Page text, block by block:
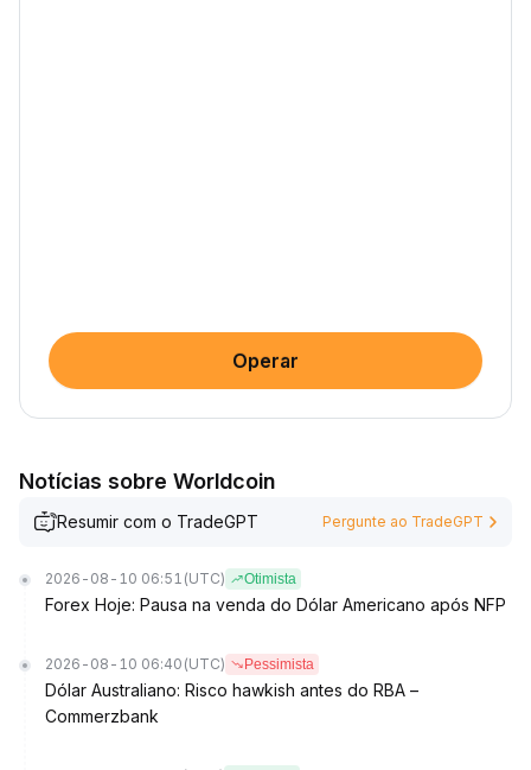
Operar
Notícias sobre Worldcoin
Resumir com o TradeGPT Pergunte ao TradeGPT
2026-08-10 06:51 (UTC) Otimista
Forex Hoje: Pausa na venda do Dólar Americano após NFP
2026-08-10 06:40 (UTC) Pessimista
Dólar Australiano: Risco hawkish antes do RBA –
Commerzbank